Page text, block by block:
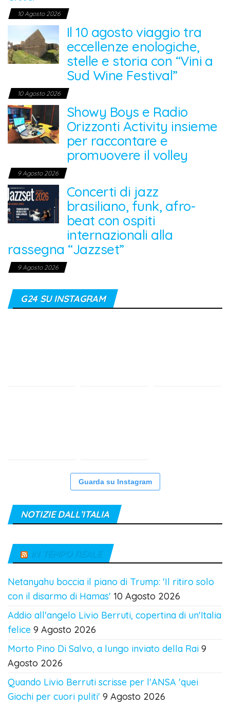
10 Agosto 2026
Il 10 agosto viaggio tra
eccellenze enologiche,
stelle e storia con “Vini a
Sud Wine Festival”
10 Agosto 2026
Showy Boys e Radio
Orizzonti Activity insieme
per raccontare e
promuovere il volley
9 Agosto 2026
Concerti di jazz
brasiliano, funk, afro-
beat con ospiti
internazionali alla
rassegna “Jazzset”
9 Agosto 2026
G24 SU INSTAGRAM
Guarda su Instagram
NOTIZIE DALL’ITALIA
IN TEMPO REALE
Netanyahu boccia il piano di Trump: 'Il ritiro solo
con il disarmo di Hamas' 10 Agosto 2026
Addio all'angelo Livio Berruti, copertina di un'Italia
felice 9 Agosto 2026
Morto Pino Di Salvo, a lungo inviato della Rai 9
Agosto 2026
Quando Livio Berruti scrisse per l'ANSA 'quei
Giochi per cuori puliti' 9 Agosto 2026